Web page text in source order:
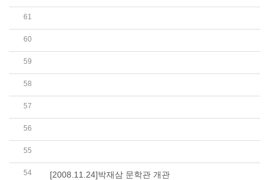
61
60
59
58
57
56
55
54 [2008.11.24]박재삼 문학관 개관